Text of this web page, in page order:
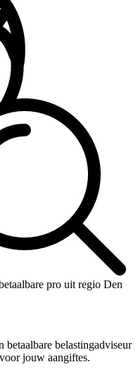
pro uit regio Den
betaalbare belastingadviseur
jouw aangiftes.